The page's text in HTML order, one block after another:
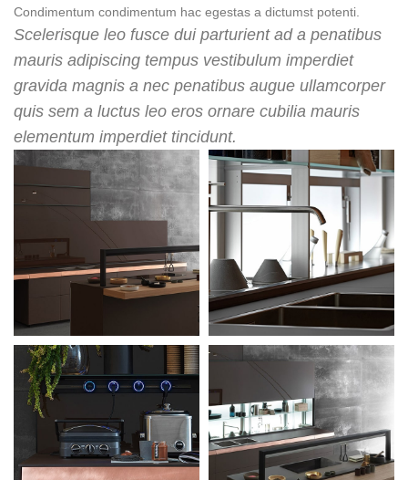
Condimentum condimentum hac egestas a dictumst potenti.
Scelerisque leo fusce dui parturient ad a penatibus
mauris adipiscing tempus vestibulum imperdiet
gravida magnis a nec penatibus augue ullamcorper
quis sem a luctus leo eros ornare cubilia mauris
elementum imperdiet tincidunt.